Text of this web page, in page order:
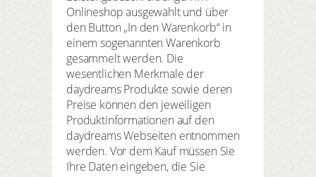
Onlineshop ausgewählt und über
den Button „In den Warenkorb“ in
einem sogenannten Warenkorb
gesammelt werden. Die
wesentlichen Merkmale der
daydreams Produkte sowie deren
Preise können den jeweiligen
Produktinformationen auf den
daydreams Webseiten entnommen
werden. Vor dem Kauf müssen Sie
Ihre Daten eingeben, die Sie